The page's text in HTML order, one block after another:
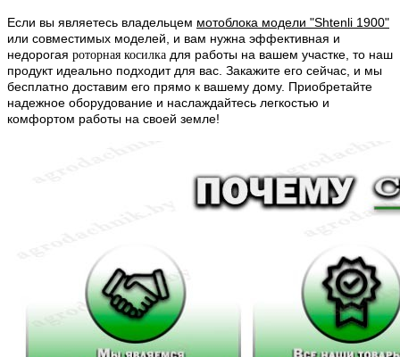
Если вы являетесь владельцем мотоблока модели "Shtenli 1900"
или совместимых моделей, и вам нужна эффективная и
недорогая роторная косилка для работы на вашем участке, то наш
продукт идеально подходит для вас. Закажите его сейчас, и мы
бесплатно доставим его прямо к вашему дому. Приобретайте
надежное оборудование и наслаждайтесь легкостью и
комфортом работы на своей земле!